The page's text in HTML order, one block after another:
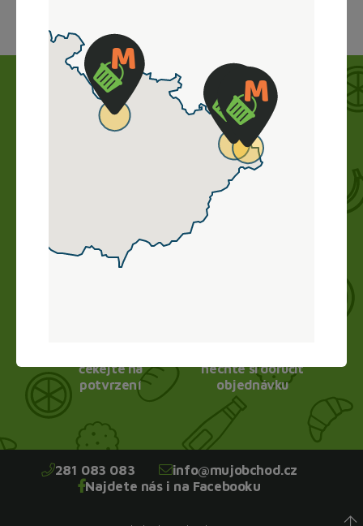
Jak to funguje?
Nákup vyřídíte doma online, obchod zboží
připraví a vy si ho jen vyzvednete. Bez dlouhého
vybírání, čekání ve frontě a obav.
čekejte na
potvrzení
nechte si doručit
objednávku
281 083 083
info@mujobchod.cz
Najdete nás i na Facebooku